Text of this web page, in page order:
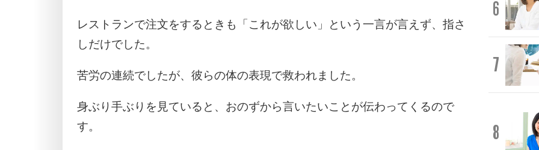
レストランで注文をするときも「これが欲しい」という一言が言えず、指さ
しだけでした。
苦労の連続でしたが、彼らの体の表現で救われました。
身ぶり手ぶりを見ていると、おのずから言いたいことが伝わってくるので
す。
6
7
8